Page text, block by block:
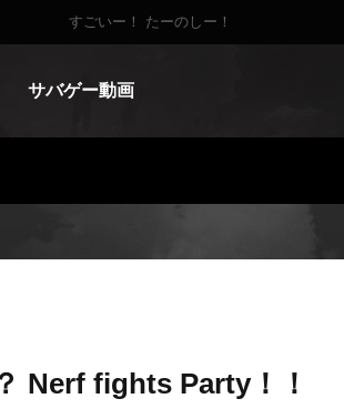
すごいー！ たーのしー！
サバゲー動画
Nerf fights Party！！